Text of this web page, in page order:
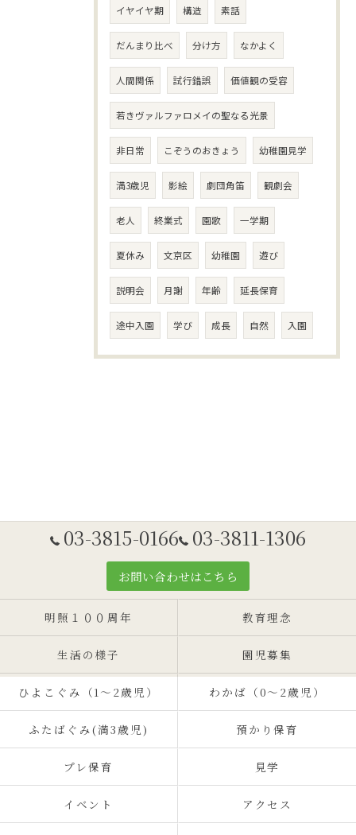
イヤイヤ期 構造 素話
だんまり比べ 分け方 なかよく
人間関係 試行錯誤 価値観の受容
若きヴァルファロメイの聖なる光景
非日常 こぞうのおきょう 幼稚園見学
満3歳児 影絵 劇団角笛 観劇会
老人 終業式 園歌 一学期
夏休み 文京区 幼稚園 遊び
説明会 月謝 年齢 延長保育
途中入園 学び 成長 自然 入園
03-3815-0166 03-3811-1306
お問い合わせはこちら
明照１００周年 教育理念
生活の様子 園児募集
ひよこぐみ（1〜2歳児） わかば（0～2歳児）
ふたばぐみ(満3歳児) 預かり保育
プレ保育 見学
イベント アクセス